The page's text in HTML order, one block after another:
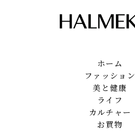
ホーム
ファッション
美と健康
ライフ
カルチャー
お買物